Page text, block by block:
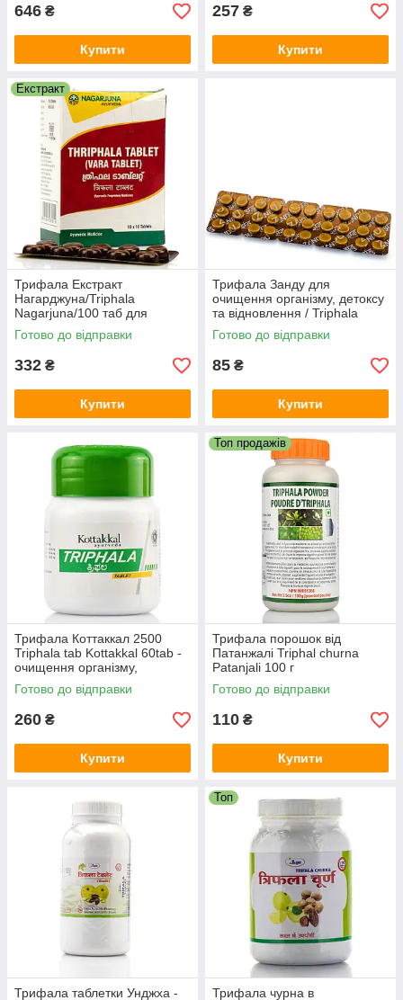
646 ₴
Купити
257 ₴
Купити
Екстракт
Трифала Екстракт
Нагарджуна/Triphala
Nagarjuna/100 таб для
очищення оранізму, детокс
кишечника
Готово до відправки
332 ₴
Купити
Трифала Занду для
очищення організму, детоксу
та відновлення / Triphala
Zandu / 30 таб
Готово до відправки
85 ₴
Купити
Трифала Коттаккал 2500
Triphala tab Kottakkal 60tab -
очищення організму,
омолодження, детоксикація,
від запорів
Готово до відправки
260 ₴
Купити
Топ продажів
Трифала порошок від
Патанжалі Triphal churna
Patanjali 100 г
Готово до відправки
110 ₴
Купити
Трифала таблетки Унджxа -
Топ
Трифала чурна в